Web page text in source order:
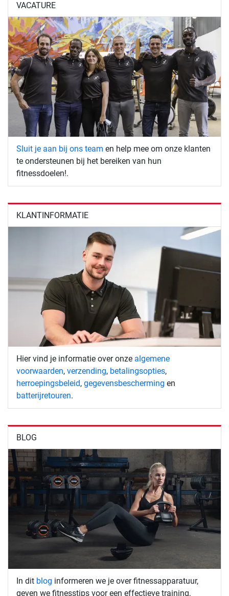
VACATURE
Sluit je aan bij ons team en help mee om onze klanten
te ondersteunen bij het bereiken van hun
fitnessdoelen!.
KLANTINFORMATIE
Hier vind je informatie over onze algemene
voorwaarden, verzending, betalingsopties,
herroepingsbeleid, gegevensbescherming en
batterijretouren.
BLOG
In dit blog informeren we je over fitnessapparatuur,
geven we fitnesstips voor een effectieve training,